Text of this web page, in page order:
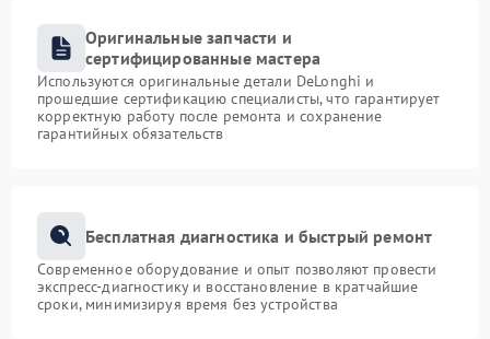
Оригинальные запчасти и
сертифицированные мастера
Используются оригинальные детали DeLonghi и
прошедшие сертификацию специалисты, что гарантирует
корректную работу после ремонта и сохранение
гарантийных обязательств
Бесплатная диагностика и быстрый ремонт
Современное оборудование и опыт позволяют провести
экспресс-диагностику и восстановление в кратчайшие
сроки, минимизируя время без устройства